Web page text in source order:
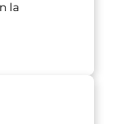
la